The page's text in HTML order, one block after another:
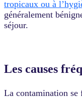
tropicaux ou à
généralement
séjour.
Les causes
La contamination